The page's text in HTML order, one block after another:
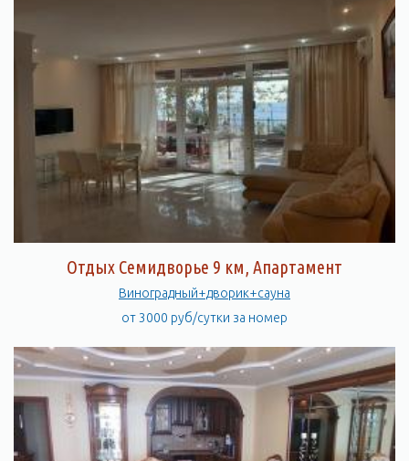
Отдых Семидворье 9 км, Апартамент
Виноградный+дворик+сауна
от 3000 руб/сутки за номер